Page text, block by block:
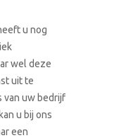
u nog
wel deze
uit te
van uw bedrijf
u bij ons
een